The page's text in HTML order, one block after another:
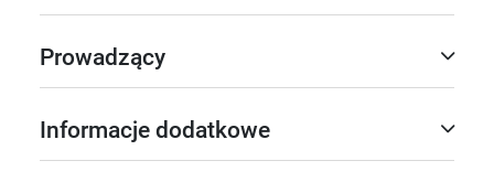
Prowadzący
Informacje dodatkowe